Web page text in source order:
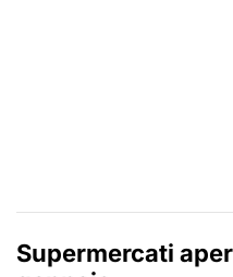
Supermercati